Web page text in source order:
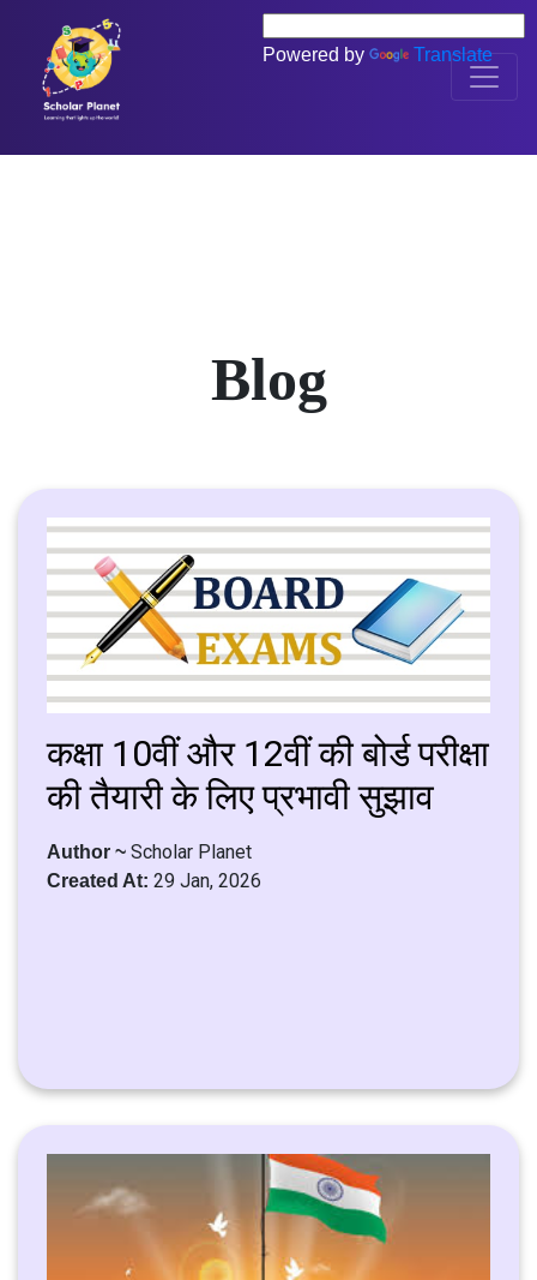
Powered by Translate
Blog
कक्षा 10वीं और 12वीं की बोर्ड परीक्षा
की तैयारी के लिए प्रभावी सुझाव
Author ~ Scholar Planet
Created At: 29 Jan, 2026